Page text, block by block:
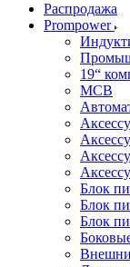
Распродажа
Prompower
19“
MCB
Блок
Блок
Блок